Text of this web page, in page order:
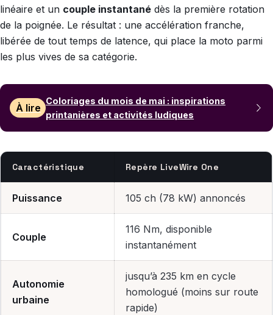
linéaire et un couple instantané dès la première rotation
de la poignée. Le résultat : une accélération franche,
libérée de tout temps de latence, qui place la moto parmi
les plus vives de sa catégorie.
À lire
Coloriages du mois de mai : inspirations
printanières et activités ludiques
Caractéristique Repère LiveWire One
Puissance 105 ch (78 kW) annoncés
Couple
116 Nm, disponible
instantanément
Autonomie
urbaine
jusqu’à 235 km en cycle
homologué (moins sur route
rapide)